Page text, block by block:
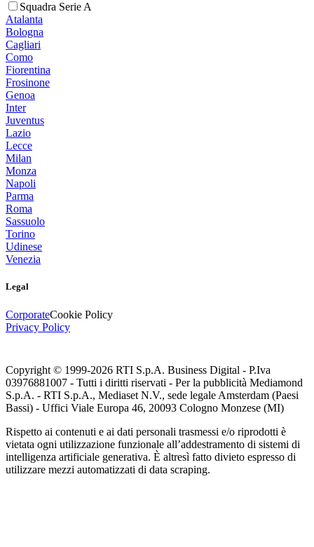
Squadra Serie A
Atalanta
Bologna
Cagliari
Como
Fiorentina
Frosinone
Genoa
Inter
Juventus
Lazio
Lecce
Milan
Monza
Napoli
Parma
Roma
Sassuolo
Torino
Udinese
Venezia
Legal
CorporateCookie Policy
Privacy Policy
Copyright © 1999-2026 RTI S.p.A. Business Digital - P.Iva
03976881007 - Tutti i diritti riservati - Per la pubblicità Mediamond
S.p.A. - RTI S.p.A., Mediaset N.V., sede legale Amsterdam (Paesi
Bassi) - Uffici Viale Europa 46, 20093 Cologno Monzese (MI)
Rispetto ai contenuti e ai dati personali trasmessi e/o riprodotti è
vietata ogni utilizzazione funzionale all’addestramento di sistemi di
intelligenza artificiale generativa. È altresì fatto divieto espresso di
utilizzare mezzi automatizzati di data scraping.